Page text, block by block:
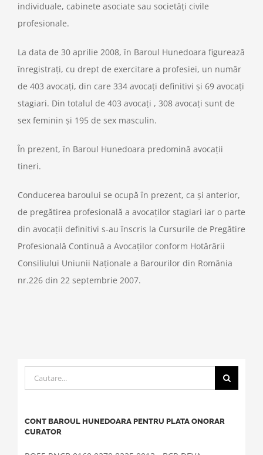
individuale, cabinete asociate sau societăţi civile
profesionale.
La data de 30 aprilie 2008, în Baroul Hunedoara figurează
înregistraţi, cu drept de exercitare a profesiei, un număr
de 403 avocaţi, din care 334 avocaţi definitivi şi 69 avocaţi
stagiari. Din totalul de 403 avocaţi , 308 avocaţi sunt de
sex feminin şi 195 de sex masculin.
În prezent, în Baroul Hunedoara predomină avocaţii
tineri.
Conducerea baroului se ocupă în prezent, ca şi anterior,
de pregătirea profesională a avocaţilor stagiari iar o parte
din avocaţii definitivi s-au înscris la Cursurile de Pregătire
Profesională Continuă a Avocaţilor conform Hotărârii
Consiliului Uniunii Naţionale a Barourilor din România
nr.226 din 22 septembrie 2007.
Cautare...
CONT BAROUL HUNEDOARA PENTRU PLATA ONORAR
CURATOR